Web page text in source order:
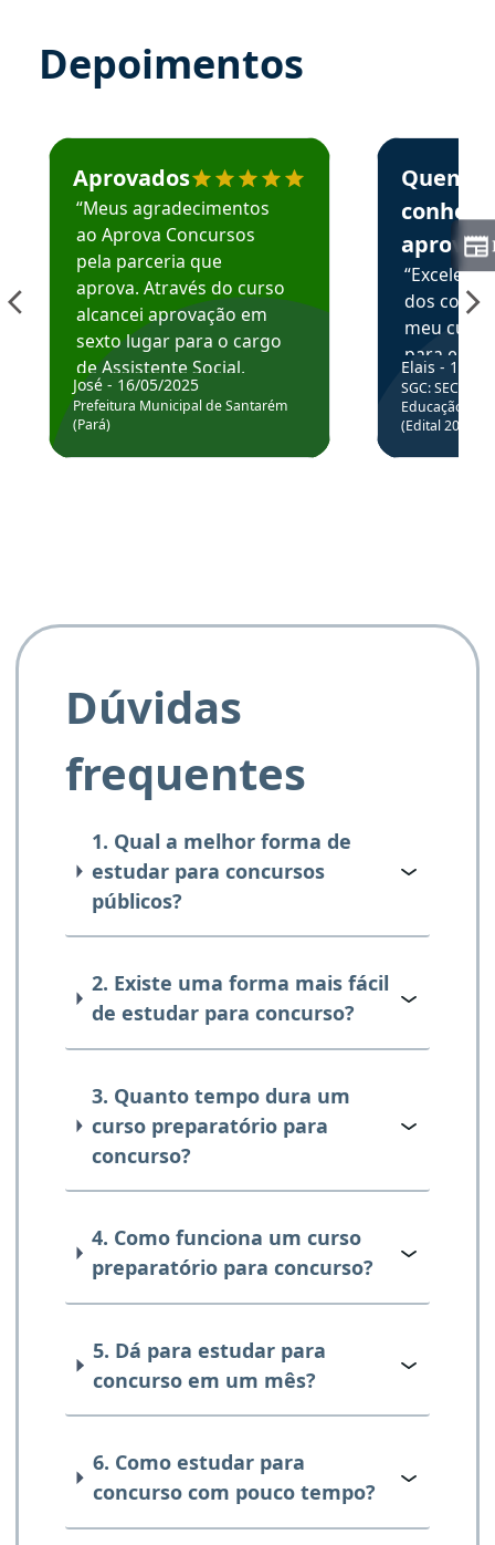
Depoimentos
Estudante José recomenda o Aprova Concursos em
Aprovados
“Meus agradecimentos
ao Aprova Concursos
pela parceria que
aprova. Através do curso
alcancei aprovação em
sexto lugar para o cargo
de Assistente Social.
Hoje estou atuando na
Prefeitura de Santarém.
José - 16/05/2025
Prefeitura Municipal de Santarém
(Pará)
Estudante
Quem
aprova
dos
meu
para
colocar
através
de
Elais - 15/
SGC: SEC BA
Educação
(Edital
Dúvidas
frequentes
1. Qual a melhor forma de
estudar para concursos
públicos?
2. Existe uma forma mais fácil
de estudar para concurso?
3. Quanto tempo dura um
curso preparatório para
concurso?
4. Como funciona um curso
preparatório para concurso?
5. Dá para estudar para
concurso em um mês?
6. Como estudar para
concurso com pouco tempo?